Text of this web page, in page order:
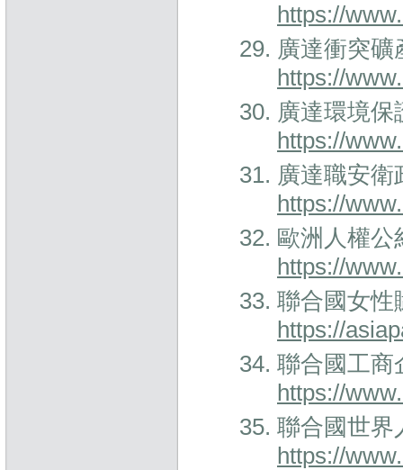
https://
廣達衝突礦
https://
廣達環境保
https://
廣達職安衛
https://
歐洲人權公
https://
聯合國女性
https://
聯合國工商
https://
聯合國世界
https://